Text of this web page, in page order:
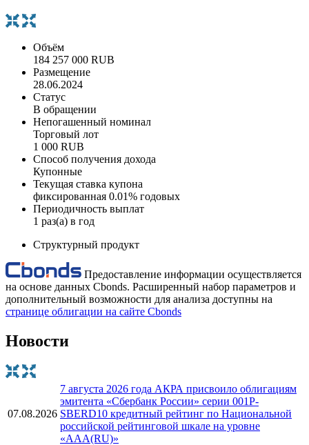
Объём
184 257 000 RUB
Размещение
28.06.2024
Статус
В обращении
Непогашенный номинал
Торговый лот
1 000 RUB
Способ получения дохода
Купонные
Текущая ставка купона
фиксированная 0.01% годовых
Периодичность выплат
1 раз(а) в год
Структурный продукт
Предоставление информации осуществляется
на основе данных Cbonds. Расширенный набор параметров и
дополнительный возможности для анализа доступны на
странице облигации на сайте Cbonds
Новости
07.08.2026
7 августа 2026 года АКРА присвоило облигациям
эмитента «Сбербанк России» серии 001Р-
SBERD10 кредитный рейтинг по Национальной
российской рейтинговой шкале на уровне
«AAA(RU)»